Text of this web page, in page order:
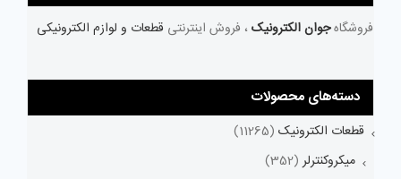
فروشگاهجوان الکترونیک ، فروش اینترنتی قطعات و لوازم الکترونیکی
دسته‌های محصولات
قطعات الکترونیک (11265)
میکروکنترلر (352)